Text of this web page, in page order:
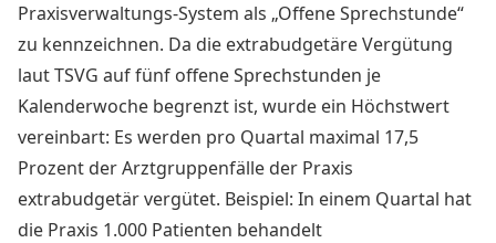
Praxisverwaltungs-System als „Offene Sprechstunde“
zu kennzeichnen. Da die extrabudgetäre Vergütung
laut TSVG auf fünf offene Sprechstunden je
Kalenderwoche begrenzt ist, wurde ein Höchstwert
vereinbart: Es werden pro Quartal maximal 17,5
Prozent der Arztgruppenfälle der Praxis
extrabudgetär vergütet. Beispiel: In einem Quartal hat
die Praxis 1.000 Patienten behandelt